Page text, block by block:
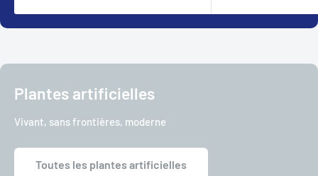
Plantes artificielles
Vivant, sans frontières, moderne
Toutes les plantes artificielles